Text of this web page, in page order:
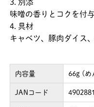
3. 別添
味噌の香りとコクを付
4. 具材
キャベツ、豚肉ダイス
内容量 66g (め
JANコード